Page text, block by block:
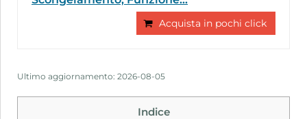
Acquista in pochi click
Ultimo aggiornamento: 2026-08-05
Indice